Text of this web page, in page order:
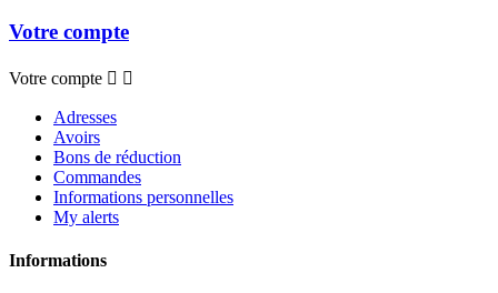
Votre compte
Votre compte  
Adresses
Avoirs
Bons de réduction
Commandes
Informations personnelles
My alerts
Informations